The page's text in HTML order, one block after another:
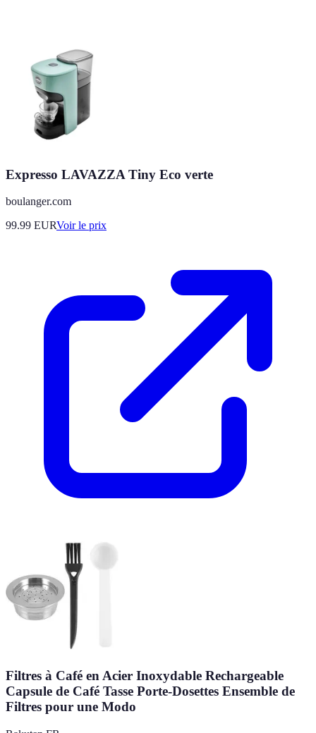
Expresso LAVAZZA Tiny Eco verte
boulanger.com
99.99 EURVoir le prix
Filtres à Café en Acier Inoxydable Rechargeable
Capsule de Café Tasse Porte-Dosettes Ensemble de
Filtres pour une Modo